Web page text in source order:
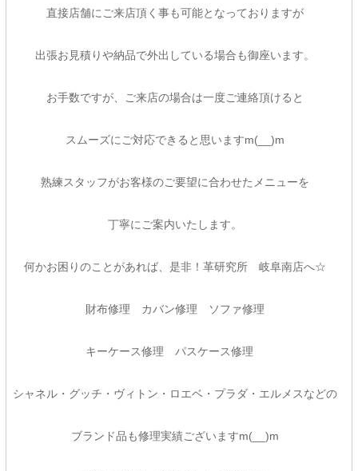
直接店舗にご来店頂く事も可能となっておりますが
出張お見積りや納品で外出している場合も御座います。
お手数ですが、ご来店の場合は一度ご連絡頂けると
スムーズにご対応できると思いますm(__)m
熟練スタッフがお客様のご要望に合わせたメニューを
丁寧にご案内いたします。
何かお困りのことがあれば、是非！革研究所 岐阜南店へ☆
財布修理 カバン修理 ソファ修理
キーケース修理 パスケース修理
シャネル・グッチ・ヴィトン・ロエベ・プラダ・エルメスなどの
ブランド品も修理実績ございますm(__)m